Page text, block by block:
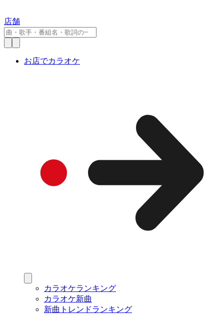
店舗
お店でカラオケ
カラオケランキング
カラオケ新曲
新曲トレンドランキング